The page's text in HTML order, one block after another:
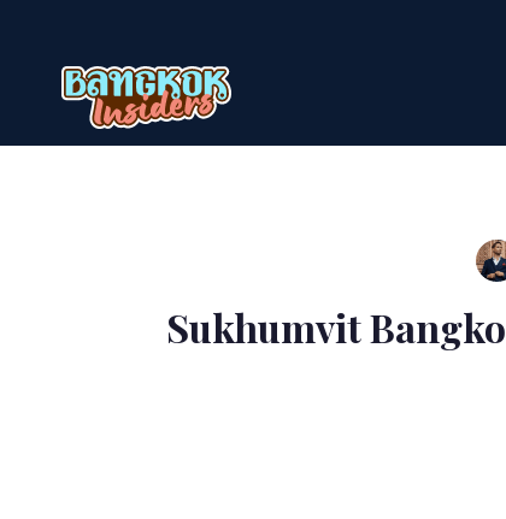
springen
Sukhumvit